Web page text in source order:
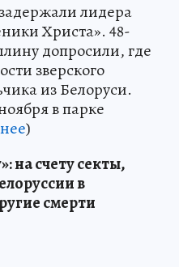
лидера
Христа». 48-
допросили, где
зверского
из Белоруси.
в парке
)
на счету секты,
в
смерти